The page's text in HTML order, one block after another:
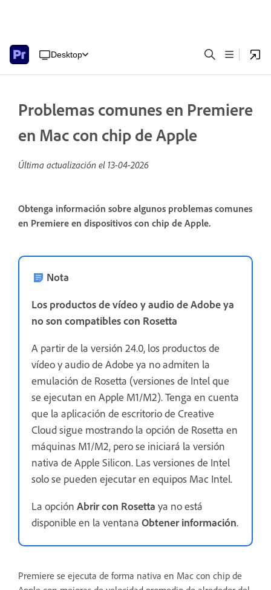
Desktop
Problemas comunes en Premiere
en Mac con chip de Apple
Última actualización el 13-04-2026
Obtenga información sobre algunos problemas comunes
en Premiere en dispositivos con chip de Apple.
Nota
Los productos de vídeo y audio de Adobe ya
no son compatibles con Rosetta
A partir de la versión 24.0, los productos de
vídeo y audio de Adobe ya no admiten la
emulación de Rosetta (versiones de Intel que
se ejecutan en Apple M1/M2). Tenga en cuenta
que la aplicación de escritorio de Creative
Cloud sigue mostrando la opción de Rosetta en
máquinas M1/M2, pero se iniciará la versión
nativa de Apple Silicon. Las versiones de Intel
solo se pueden ejecutar en equipos Mac Intel.
La opción Abrir con Rosetta ya no está
disponible en la ventana Obtener información.
Premiere se ejecuta de forma nativa en Mac con chip de